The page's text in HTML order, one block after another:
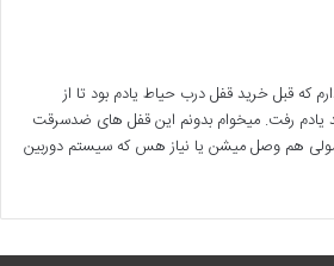
که قبل خرید قفل درب حیاط یادم بود تا از
یادم رفت. میخوام بدونم این قفل های ضدسرقت
هم وصل میشن یا نیاز هس که سیستم دوربین